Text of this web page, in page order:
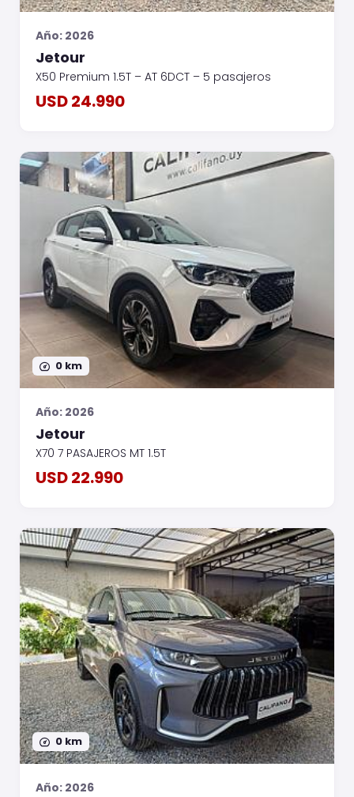
Año: 2026
Jetour
X50 Premium 1.5T – AT 6DCT – 5 pasajeros
USD 24.990
0 km
Año: 2026
Jetour
X70 7 PASAJEROS MT 1.5T
USD 22.990
0 km
Año: 2026